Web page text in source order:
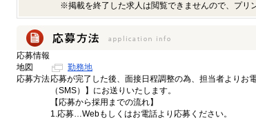
※掲載を終了した求人は閲覧できませんので、プリ
応募情報
地図
勤務地
応募方法応募が完了した後、面接日程調整の為、担当者よりお
（SMS）】にお送りいたします。
【応募から採用までの流れ】
1.応募…Webもしくはお電話より応募ください。